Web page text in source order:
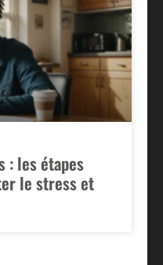
: les étapes
le stress et